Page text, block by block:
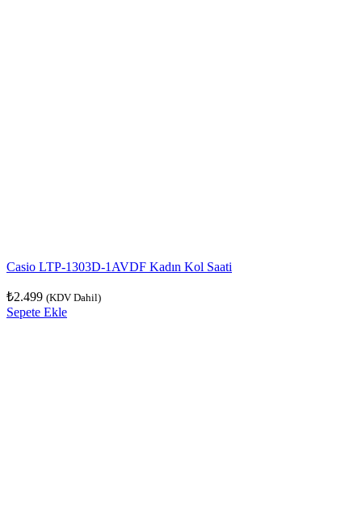
Casio LTP-1303D-1AVDF Kadın Kol Saati
₺2.499 (KDV Dahil)
Sepete Ekle